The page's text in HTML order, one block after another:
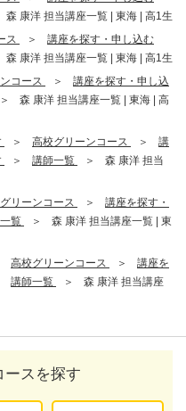
森 康洋 担当講座一覧 | 東海 | 高1生
ス
講座を探す・申し込む
森 康洋 担当講座一覧 | 東海 | 高1生
コース
講座を探す・申し込
森 康洋 担当講座一覧 | 東海 | 高
高校グリーンコース
講
講師一覧
森 康洋 担当
リーンコース
講座を探す・
覧
森 康洋 担当講座一覧 | 東
高校グリーンコース
講座を
講師一覧
森 康洋 担当講座
ースを探す